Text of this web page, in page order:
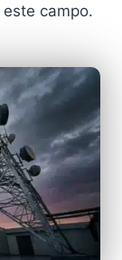
campo.